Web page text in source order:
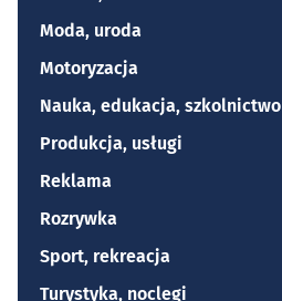
Moda, uroda
Motoryzacja
Nauka, edukacja, szkolnictwo
Produkcja, usługi
Reklama
Rozrywka
Sport, rekreacja
Turystyka, noclegi